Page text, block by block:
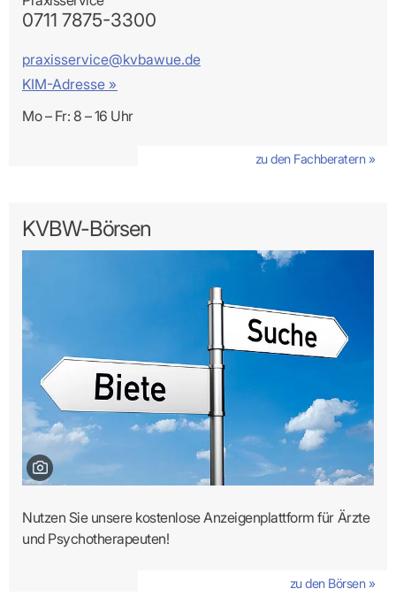
0711 7875-3300
praxisservice@kvbawue.de
KIM-Adresse »
Mo – Fr: 8 – 16 Uhr
zu den Fachberatern »
KVBW-Börsen
Bild: Robert Kneschke / Fotolia
Nutzen Sie unsere kostenlose Anzeigenplattform für Ärzte
und Psychotherapeuten!
zu den Börsen »